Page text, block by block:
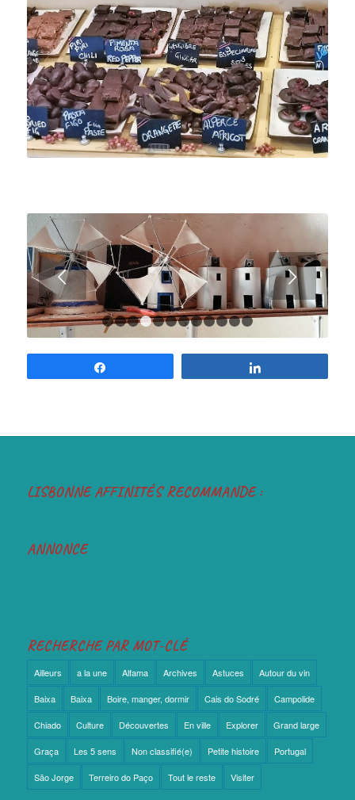
Suivant
1 2 3 4 5 6 11
LISBONNE AFFINITÉS RECOMMANDE :
ANNONCE
RECHERCHE PAR MOT-CLÉ
Ailleurs a la une Alfama Archives Astuces Autour du vin
Baixa Baixa Boire, manger, dormir Cais do Sodré Campolide
Chiado Culture Découvertes En ville Explorer Grand large
Graça Les 5 sens Non classifié(e) Petite histoire Portugal
São Jorge Terreiro do Paço Tout le reste Visiter